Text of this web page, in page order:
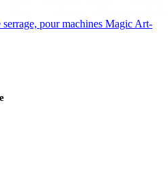
pour machines Magic Art-